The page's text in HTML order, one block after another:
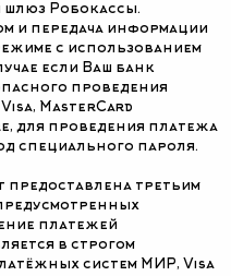
Робокассы.
и передача информации
с использованием
если Ваш банк
проведения
MasterCard
для проведения платежа
специального пароля.
предоставлена третьим
платежей
в строгом
систем МИР, Visa